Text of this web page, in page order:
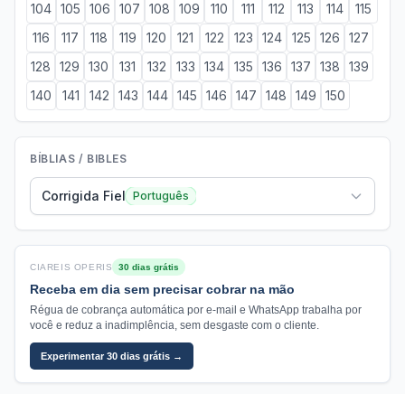
104 105 106 107 108 109 110 111 112 113 114
115
116
117 118 119 120 121 122 123 124 125 126
127
128
129 130 131 132 133 134 135 136 137 138
139
140
141 142 143 144 145 146 147 148 149 150
BÍBLIAS / BIBLES
Corrigida Fiel Português
CIAREIS OPERIS 30 dias grátis
Receba em dia sem precisar cobrar na mão
Régua de cobrança automática por e-mail e WhatsApp trabalha por
você e reduz a inadimplência, sem desgaste com o cliente.
Experimentar 30 dias grátis →